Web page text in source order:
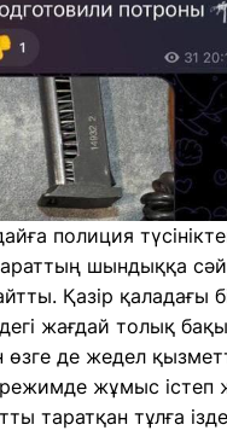
полиция
шындыққа
Қазір қаладағы
жағдай толық
де жедел
режимде жұмыс істеп
таратқан тұлға